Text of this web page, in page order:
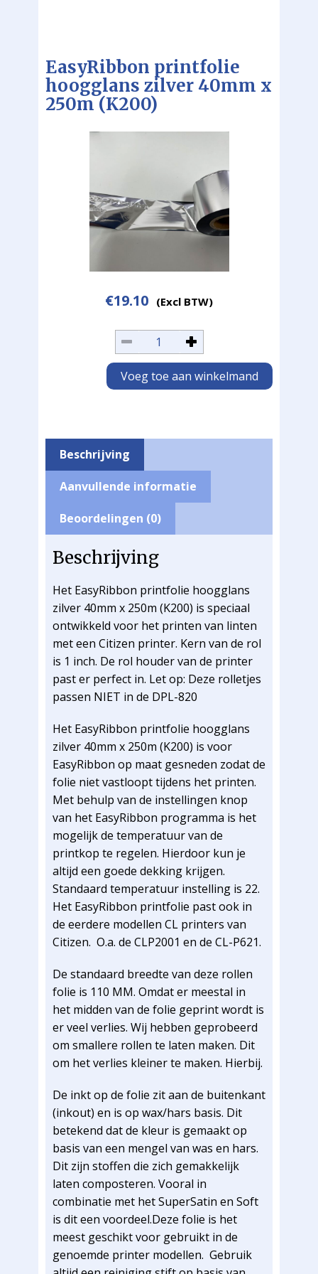
EasyRibbon printfolie
hoogglans zilver 40mm x
250m (K200)
€19.10 (Excl BTW)
Voeg toe aan winkelmand
Beschrijving
Aanvullende informatie
Beoordelingen (0)
Beschrijving
Het EasyRibbon printfolie hoogglans
zilver 40mm x 250m (K200) is speciaal
ontwikkeld voor het printen van linten
met een Citizen printer. Kern van de rol
is 1 inch. De rol houder van de printer
past er perfect in. Let op: Deze rolletjes
passen NIET in de DPL-820
Het EasyRibbon printfolie hoogglans
zilver 40mm x 250m (K200) is voor
EasyRibbon op maat gesneden zodat de
folie niet vastloopt tijdens het printen.
Met behulp van de instellingen knop
van het EasyRibbon programma is het
mogelijk de temperatuur van de
printkop te regelen. Hierdoor kun je
altijd een goede dekking krijgen.
Standaard temperatuur instelling is 22.
Het EasyRibbon printfolie past ook in
de eerdere modellen CL printers van
Citizen. O.a. de CLP2001 en de CL-P621.
De standaard breedte van deze rollen
folie is 110 MM. Omdat er meestal in
het midden van de folie geprint wordt is
er veel verlies. Wij hebben geprobeerd
om smallere rollen te laten maken. Dit
om het verlies kleiner te maken. Hierbij.
De inkt op de folie zit aan de buitenkant
(inkout) en is op wax/hars basis. Dit
betekend dat de kleur is gemaakt op
basis van een mengel van was en hars.
Dit zijn stoffen die zich gemakkelijk
laten composteren. Vooral in
combinatie met het SuperSatin en Soft
is dit een voordeel.Deze folie is het
meest geschikt voor gebruikt in de
genoemde printer modellen. Gebruik